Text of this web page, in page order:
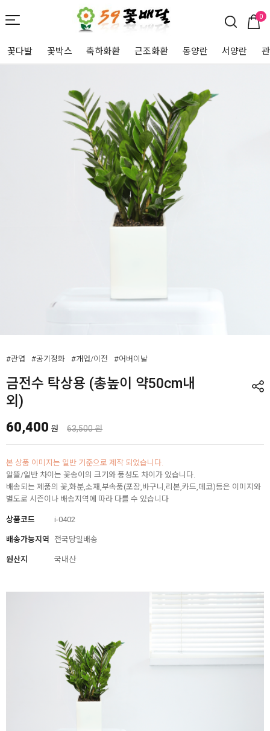
0
꽃다발 꽃박스 축하화환 근조화환 동양란 서양란
#관엽 #공기정화 #개업/이전 #어버이날
금전수 탁상용 (총높이 약50cm내
외)
60,400 원 63,500 원
본 상품 이미지는 일반 기준으로 제작 되었습니다.
알뜰/일반 차이는 꽃송이의 크기와 풍성도 차이가 있습니다.
배송되는 제품의 꽃,화분,소재,부속품(포장,바구니,리본,카드,데코)등은 이미지와
별도로 시즌이나 배송지역에 따라 다를 수 있습니다
상품코드 i-0402
배송가능지역 전국당일배송
원산지 국내산